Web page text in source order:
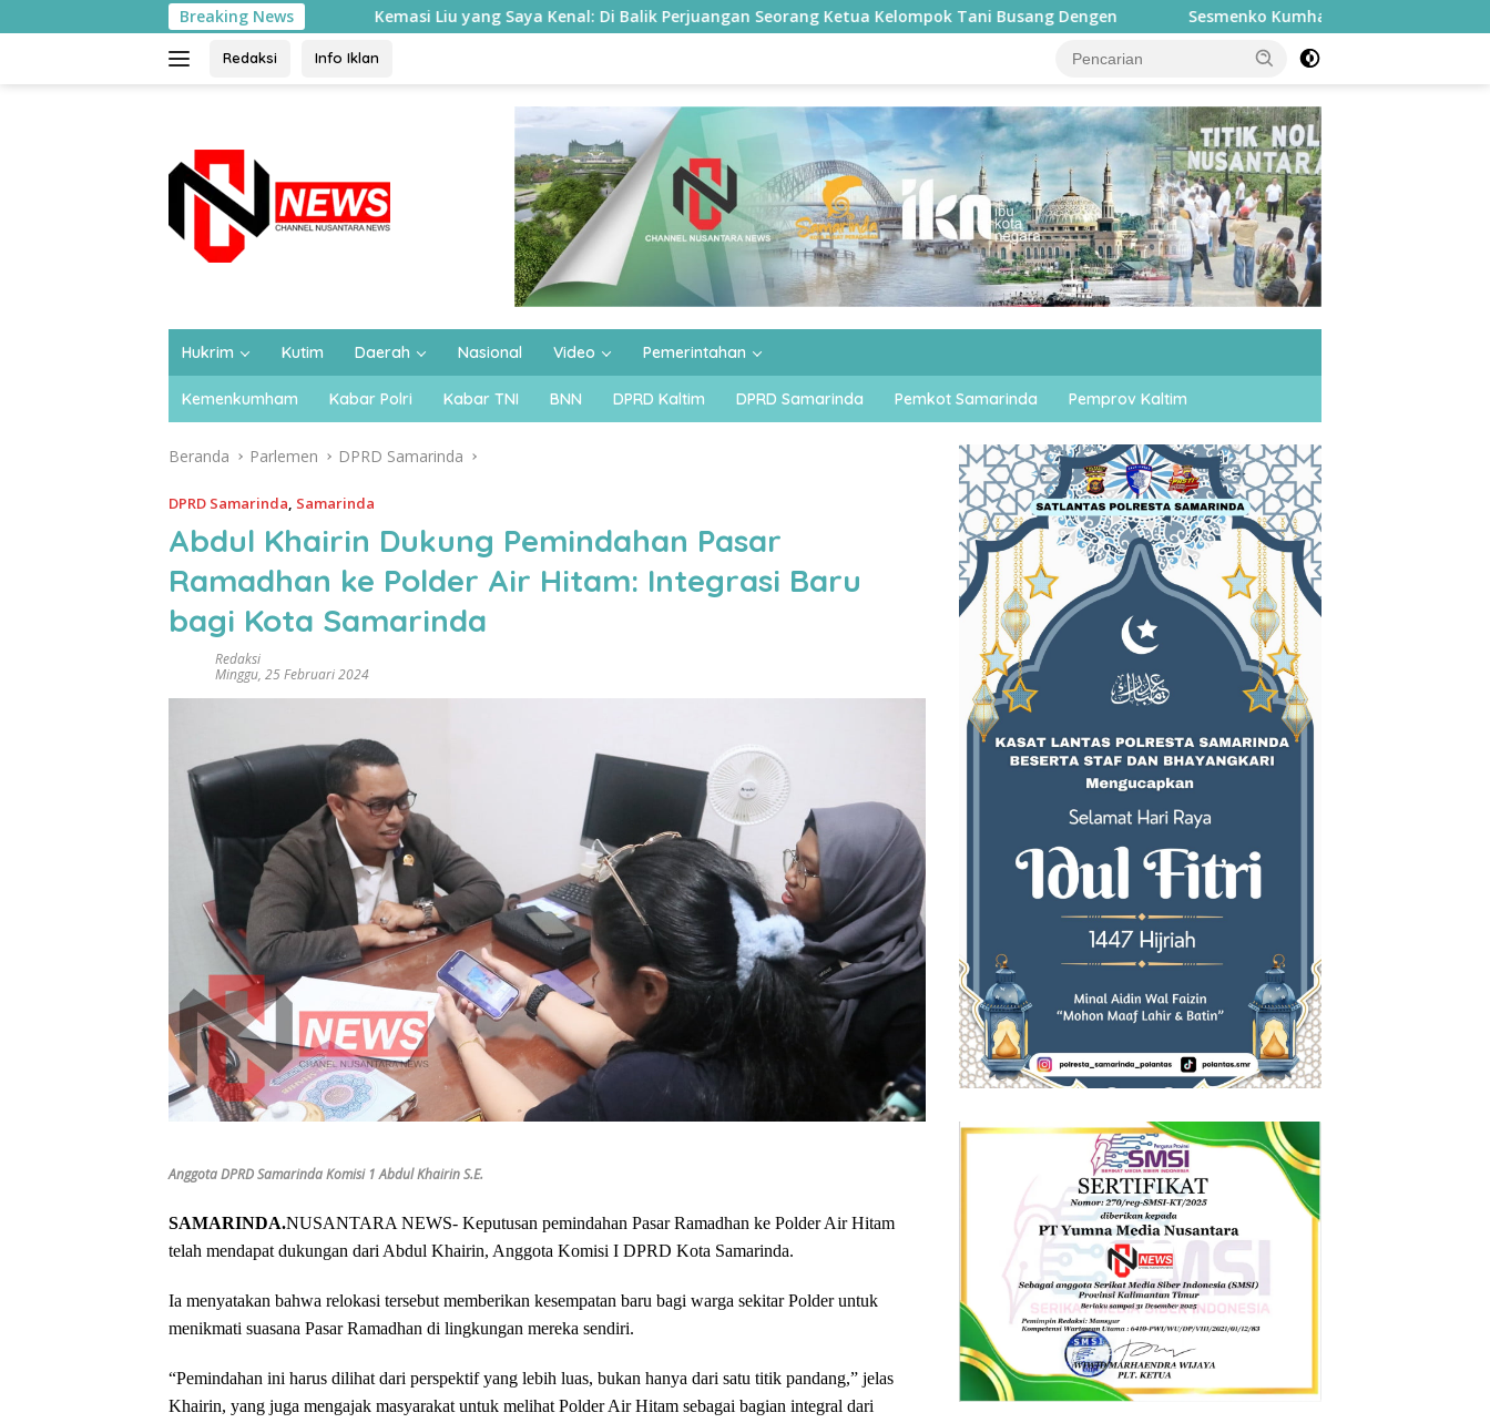
ke
Breaking News
Kemasi Liu yang Saya Kenal: Di Balik Perjuangan Seorang Ketua Kelompok Tani Busang Dengen Sesmenko Kumham Imipas Buka Porseni WBP di Lapas
Redaksi Info Iklan
Hukrim Kutim Daerah Nasional Video Pemerintahan
Kemenkumham Kabar Polri Kabar TNI BNN DPRD Kaltim DPRD Samarinda Pemkot Samarinda Pemprov Kaltim
Beranda Parlemen DPRD Samarinda
DPRD Samarinda, Samarinda
Abdul Khairin Dukung Pemindahan Pasar
Ramadhan ke Polder Air Hitam: Integrasi Baru
bagi Kota Samarinda
Redaksi
Minggu, 25 Februari 2024
Anggota DPRD Samarinda Komisi 1 Abdul Khairin S.E.
SAMARINDA.NUSANTARA NEWS- Keputusan pemindahan Pasar Ramadhan ke Polder Air Hitam
telah mendapat dukungan dari Abdul Khairin, Anggota Komisi I DPRD Kota Samarinda.
Ia menyatakan bahwa relokasi tersebut memberikan kesempatan baru bagi warga sekitar Polder untuk
menikmati suasana Pasar Ramadhan di lingkungan mereka sendiri.
“Pemindahan ini harus dilihat dari perspektif yang lebih luas, bukan hanya dari satu titik pandang,” jelas
Khairin, yang juga mengajak masyarakat untuk melihat Polder Air Hitam sebagai bagian integral dari